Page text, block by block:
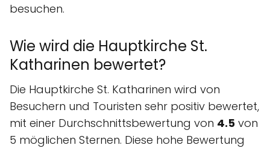
besuchen.
Wie wird die Hauptkirche St.
Katharinen bewertet?
Die Hauptkirche St. Katharinen wird von
Besuchern und Touristen sehr positiv bewertet,
mit einer Durchschnittsbewertung von 4.5 von
5 möglichen Sternen. Diese hohe Bewertung